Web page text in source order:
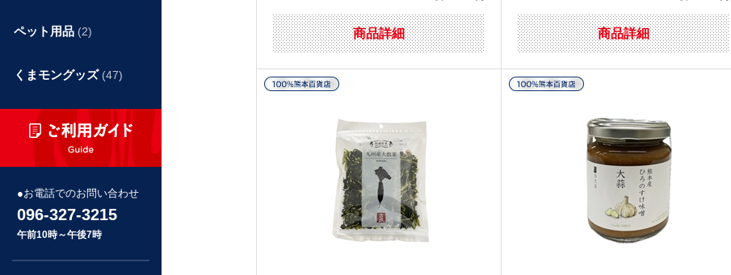
商品詳細 商品詳細
ペット用品 (2)
くまモングッズ (47)
お電話でのお問い合わせ
096-327-3215
午前10時～午後7時